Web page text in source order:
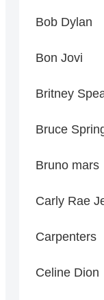
Bob Dylan
Bon Jovi
Britney
Bruce
Bruno mars
Carly Rae
Carpenters
Celine Dion